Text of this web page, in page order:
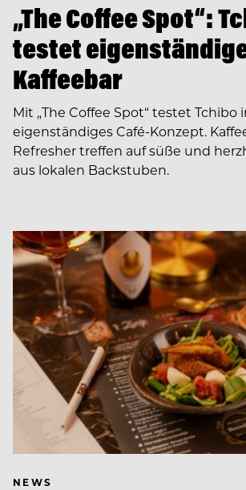
„The Coffee Spot“:
testet
Kaffeebar
Mit „The Coffee Spot“ testet Tchibo
eigenständiges Café-Konzept.
Refresher treffen auf süße und
aus lokalen Backstuben.
NEWS